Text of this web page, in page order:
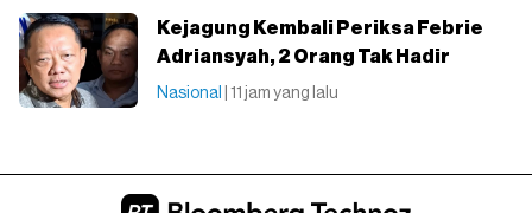
Kejagung Kembali Periksa Febrie
Adriansyah, 2 Orang Tak Hadir
Nasional | 11 jam yang lalu